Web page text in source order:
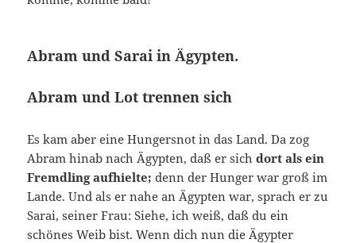
Abram und Sarai in Ägypten.
Abram und Lot trennen sich
Es kam aber eine Hungersnot in das Land. Da zog
Abram hinab nach Ägypten, daß er sichdort als ein
Fremdling aufhielte; denn der Hunger war groß im
Lande. Und als er nahe an Ägypten war, sprach er zu
Sarai, seiner Frau: Siehe, ich weiß, daß du ein
schönes Weib bist. Wenn dich nun die Ägypter